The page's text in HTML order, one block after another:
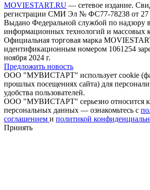
MOVIESTART.RU — сетевое издание.
регистрации СМИ Эл № ФС77-78238 от 27
Выдано Федеральной службой по надзору
информационных технологий и массовых
Официальная торговая марка
идентификационным номером 1061254
ноября 2024 г.
Предложить новость
ООО "МУВИСТАРТ" использует cookie
прошлых посещениях сайта) для
удобства пользователей.
ООО "МУВИСТАРТ" серьезно относится к
персональных данных — ознакомьтесь с
соглашением и политикой
Принять